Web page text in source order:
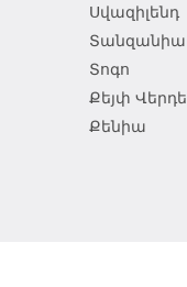
Սվազիլենդ
Տանզանիա
Տոգո
Քեյփ Վերդե
Քենիա